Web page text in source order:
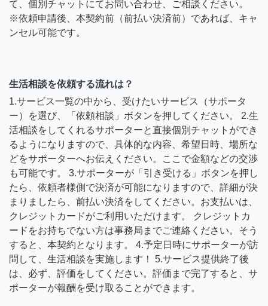
て、個別チャットにてお問い合わせ、ご相談ください。
※依頼申請後、本契約前（前払い決済前）であれば、キャ
ンセル可能です。
生活相談を依頼する流れは？
1.サービス一覧の中から、受けたいサービス（サポータ
ー）を選び、「依頼相談」ボタンを押してください。 2.生
活相談をしてくれるサポーターと直接個別チャットができ
るようになりますので、具体的な内容、希望日時、場所な
どをサポーターへお伝えください。ここで金額などの交渉
も可能です。 3.サポーターが「引き受ける」ボタンを押し
たら、依頼者様側で決済が可能になりますので、詳細が決
まりましたら、前払い決済をしてください。お支払いは、
クレジットカードがご利用いただけます。 クレジットカ
ードをお持ちでない方は事務局までご連絡ください。そう
すると、本契約となります。 4.予定日時にサポーターが訪
問して、生活相談を実施します！ 5.サービス提供終了後
は、必ず、評価をしてください。評価まで完了すると、サ
ポーターが報酬を受け取ることができます。